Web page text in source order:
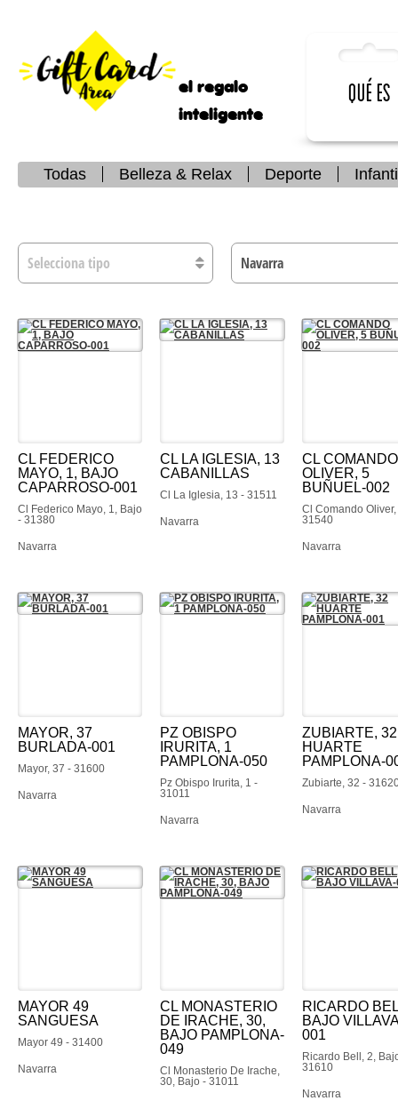
el regalo
inteligente
Qué es
Todas Belleza & Relax Deporte
CL FEDERICO
MAYO, 1, BAJO
CAPARROSO-001
Cl Federico Mayo, 1, Bajo
- 31380
Navarra
CL LA IGLESIA, 13
CABANILLAS
Cl La Iglesia, 13 - 31511
Navarra
CL COMANDO
OLIVER, 5
BUÑUEL-002
Cl Comando Oliver,
31540
Navarra
MAYOR, 37
BURLADA-001
Mayor, 37 - 31600
Navarra
PZ OBISPO
IRURITA, 1
PAMPLONA-050
Pz Obispo Irurita, 1 -
31011
Navarra
ZUBIARTE, 32
HUARTE
PAMPLONA-
Zubiarte, 32 -
Navarra
MAYOR 49
SANGUESA
Mayor 49 - 31400
Navarra
CL MONASTERIO
DE IRACHE, 30,
BAJO PAMPLONA-
049
Cl Monasterio De Irache,
30, Bajo - 31011
RICARDO
BAJO
001
Ricardo Bell, 2,
31610
Navarra